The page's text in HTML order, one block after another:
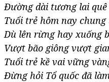
Đường dài tương lai
Tuổi trẻ hôm nay
Dù lên rừng hay xuống
Vượt bão giông vượt
Tuổi trẻ kề vai vững
Đừng hỏi Tổ quốc đã